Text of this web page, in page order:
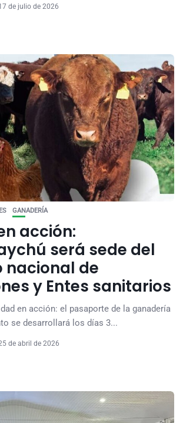
de julio de 2026
GANADERÍA
acción:
será sede del
nacional de
y Entes sanitarios
en acción: el pasaporte de la ganadería
se desarrollará los días 3...
de abril de 2026